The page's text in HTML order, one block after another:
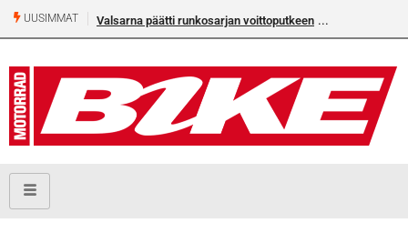
UUSIMMAT Valsarna päätti runkosarjan voittoputkeen